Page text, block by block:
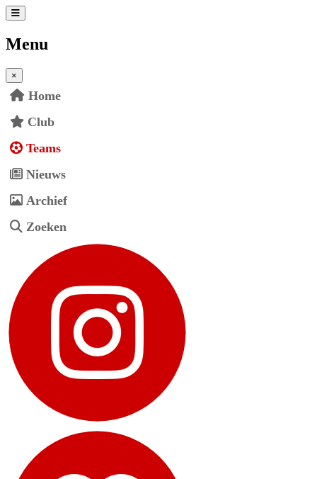
Menu
×
Home
Club
Teams
Nieuws
Archief
Zoeken